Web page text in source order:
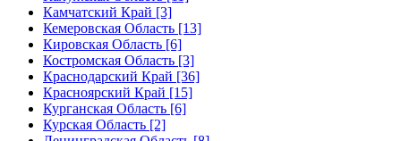
Камчатский Край [3]
Кемеровская Область [13]
Кировская Область [6]
Костромская Область [3]
Краснодарский Край [36]
Красноярский Край [15]
Курганская Область [6]
Курская Область [2]